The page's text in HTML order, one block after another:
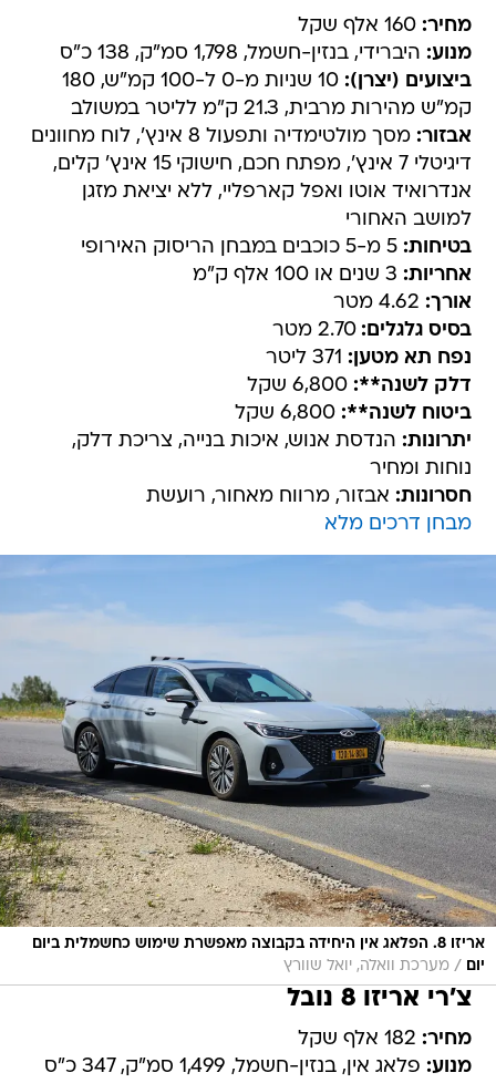
מחיר: 160 אלף שקל
מנוע: היברידי, בנזין-חשמל, 1,798 סמ"ק, 138 כ"ס
ביצועים (יצרן):
10 שניות מ-0 ל-100 קמ"ש, 180
קמ"ש מהירות מרבית, 21.3 ק"מ לליטר במשולב
אבזור:
מסך מולטימדיה ותפעול 8 אינץ', לוח מחוונים
דיגיטלי 7 אינץ', מפתח חכם, חישוקי 15 אינץ' קלים,
אנדרואיד אוטו ואפל קארפליי, ללא יציאת מזגן
למושב האחורי
בטיחות: 5 מ-5 כוכבים במבחן הריסוק האירופי
אחריות:
אורך:
בסיס גלגלים: 2.70 מטר
נפח תא מטען:
דלק לשנה**: 6,800 שקל
ביטוח לשנה**: 6,800 שקל
יתרונות: הנדסת אנוש, איכות בנייה, צריכת דלק,
נוחות ומחיר
חסרונות: אבזור, מרווח מאחור, רועשת
מבחן דרכים מלא
אריזו 8. הפלאג אין היחידה בקבוצה מאפשרת שימוש כחשמלית ביום
יום
/ מערכת וואלה, יואל שוורץ
צ'רי אריזו 8 נובל
מחיר:
מנוע: פלאג אין, בנזין-חשמל, 1,499 סמ"ק, 347 כ"ס